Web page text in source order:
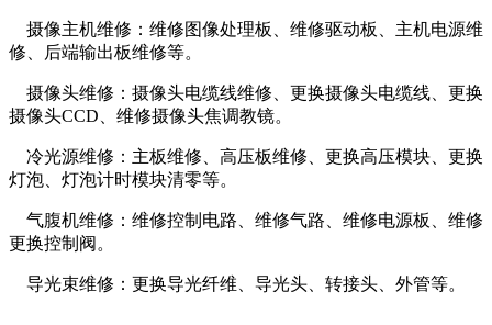
摄像主机维修：维修图像处理板、维修驱动板、主机电源维
修、后端输出板维修等。
摄像头维修：摄像头电缆线维修、更换摄像头电缆线、更换
摄像头CCD、维修摄像头焦调教镜。
冷光源维修：主板维修、高压板维修、更换高压模块、更换
灯泡、灯泡计时模块清零等。
气腹机维修：维修控制电路、维修气路、维修电源板、维修
更换控制阀。
导光束维修：更换导光纤维、导光头、转接头、外管等。